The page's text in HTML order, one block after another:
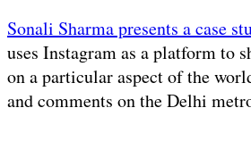
Sonali Sharma presents a case
uses Instagram as a platform to
on a particular aspect of the
and comments on the Delhi